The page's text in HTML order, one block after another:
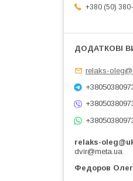
+380 (50)
relaks-
relaks-
dvir@meta.ua
Федоров Олег